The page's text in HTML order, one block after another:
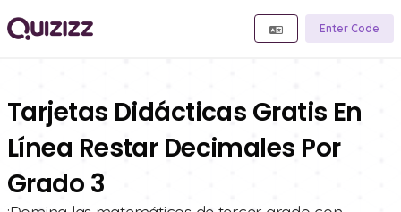
Enter Code
Tarjetas Didácticas Gratis En
Línea Restar Decimales Por
Grado 3